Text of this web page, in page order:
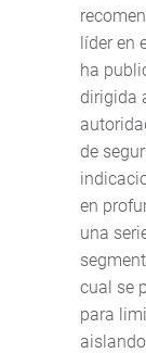
líder en
ha
dirigida
de
en
una
cual se
para